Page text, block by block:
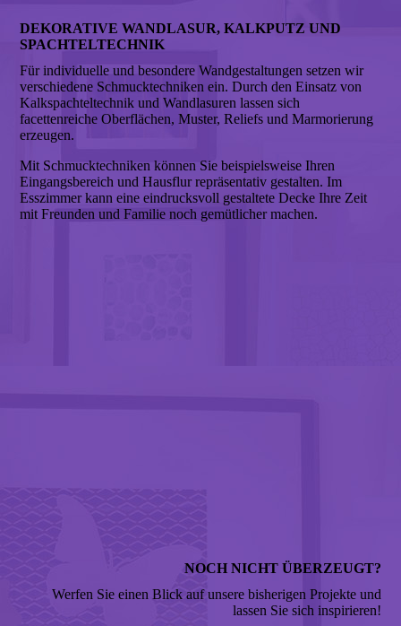
DEKORATIVE WANDLASUR, KALKPUTZ UND
SPACHTELTECHNIK
Für individuelle und besondere Wandgestaltungen setzen wir
verschiedene Schmucktechniken ein. Durch den Einsatz von
Kalkspachteltechnik und Wandlasuren lassen sich
facettenreiche Oberflächen, Muster, Reliefs und Marmorierung
erzeugen.
Mit Schmucktechniken können Sie beispielsweise Ihren
Eingangsbereich und Hausflur repräsentativ gestalten. Im
Esszimmer kann eine eindrucksvoll gestaltete Decke Ihre Zeit
mit Freunden und Familie noch gemütlicher machen.
NOCH NICHT ÜBERZEUGT?
Werfen Sie einen Blick auf unsere bisherigen Projekte und
lassen Sie sich inspirieren!